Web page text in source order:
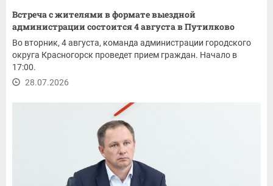
Встреча с жителями в формате выездной
администрации состоится 4 августа в Путилково
Во вторник, 4 августа, команда администрации городского
округа Красногорск проведет прием граждан. Начало в
17:00.
28.07.2026